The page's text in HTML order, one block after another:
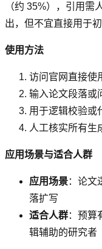
（约 35%），引用需
出，但不宜直接用于初
使用方法
访问官网直接使
输入论文段落或
用于逻辑校验或
人工核实所有生
应用场景与适合人群
应用场景：论文
落扩写
适合人群：预算
辑辅助的研究者